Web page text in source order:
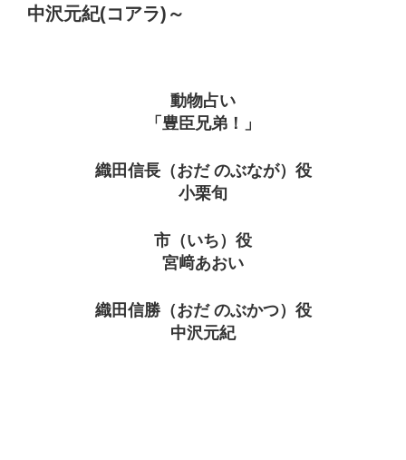
中沢元紀(コアラ)～
動物占い
「豊臣兄弟！」
織田信長（おだ のぶなが）役
小栗旬
市（いち）役
宮﨑あおい
織田信勝（おだ のぶかつ）役
中沢元紀